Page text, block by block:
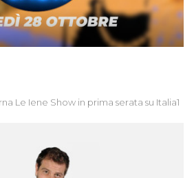
Le Iene Show in prima serata su Italia1